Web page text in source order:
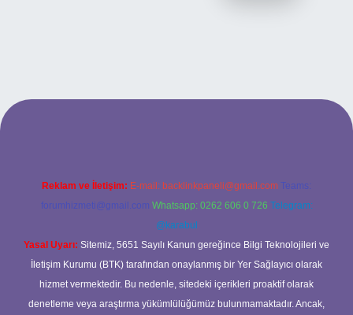
adresi
Reklam ve İletişim: E-mail: backlinkpaneli@gmail.com Teams:
forumhizmeti@gmail.com Whatsapp: 0262 606 0 726 Telegram:
@karabul
Yasal Uyarı: Sitemiz, 5651 Sayılı Kanun gereğince Bilgi Teknolojileri ve
İletişim Kurumu (BTK) tarafından onaylanmış bir Yer Sağlayıcı olarak
hizmet vermektedir. Bu nedenle, sitedeki içerikleri proaktif olarak
denetleme veya araştırma yükümlülüğümüz bulunmamaktadır. Ancak,